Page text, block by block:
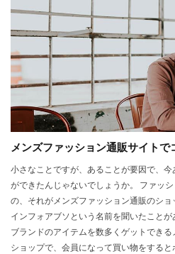
メンズファッション通販サイトで
小さなことですが、あることが要因で、
ができたんじゃないでしょうか。 ファッ
の、それがメンズファッション通販のショ
インフォアブソという名前を聞いたこと
ブランドのアイテムを数多くゲットでき
ショップで、会員になって買い物をする